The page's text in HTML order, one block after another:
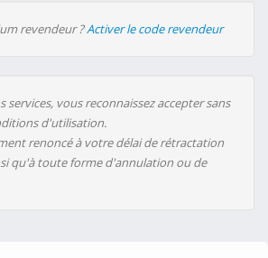
revendeur ?Activer le code revendeur
services, vous reconnaissez accepter sans
d'utilisation.
renoncé à votre délai de rétractation
qu'à toute forme d'annulation ou de